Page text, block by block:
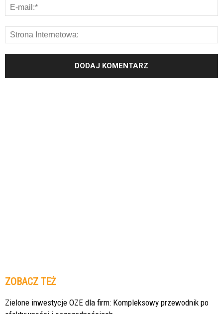
ZOBACZ TEŻ
Zielone inwestycje OZE dla firm: Kompleksowy przewodnik po